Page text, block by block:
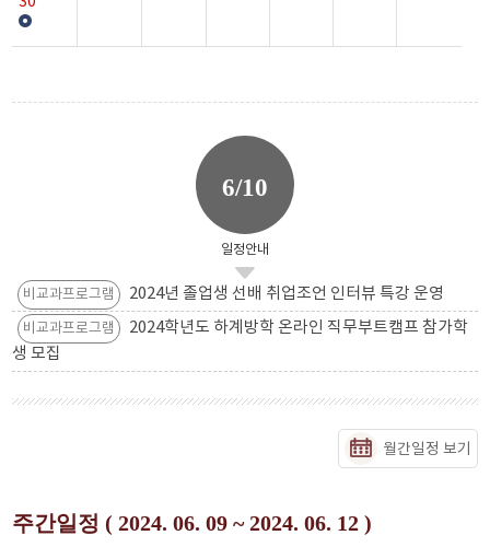
6/10
일정안내
비교과프로그램 2024년 졸업생 선배 취업조언 인터뷰 특강 운영
비교과프로그램
2024학년도 하계방학 온라인 직무부트캠프 참가학
생 모집
월간일정 보기
주간일정 ( 2024. 06. 09 ~ 2024. 06. 12 )